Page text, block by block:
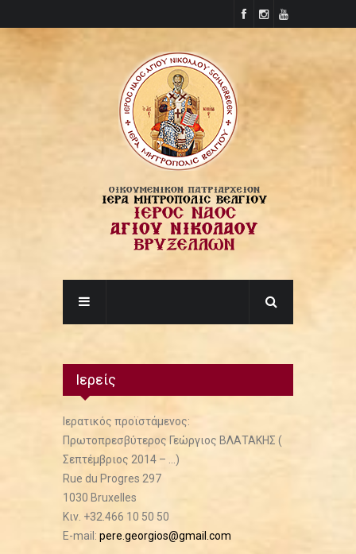
Ιερείς
Ιερατικός προϊστάμενος:
Πρωτοπρεσβύτερος Γεώργιος ΒΛΑΤΑΚΗΣ (
Σεπτέμβριος 2014 – ...)
Rue du Progres 297
1030 Bruxelles
Κιν. +32.466 10 50 50
E-mail: pere.georgios@gmail.com